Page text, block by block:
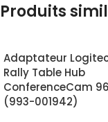
Produits
Adaptateur
Rally Table Hub
ConferenceCam
(993-001942)